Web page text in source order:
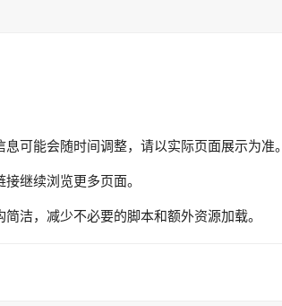
可能会随时间调整，请以实际页面展示为准。
继续浏览更多页面。
洁，减少不必要的脚本和额外资源加载。